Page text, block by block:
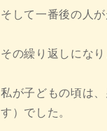
そして一番後の人
その繰り返しになり
私が子どもの頃は
す）でした。